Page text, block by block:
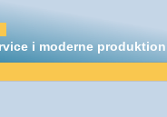
i moderne produktion